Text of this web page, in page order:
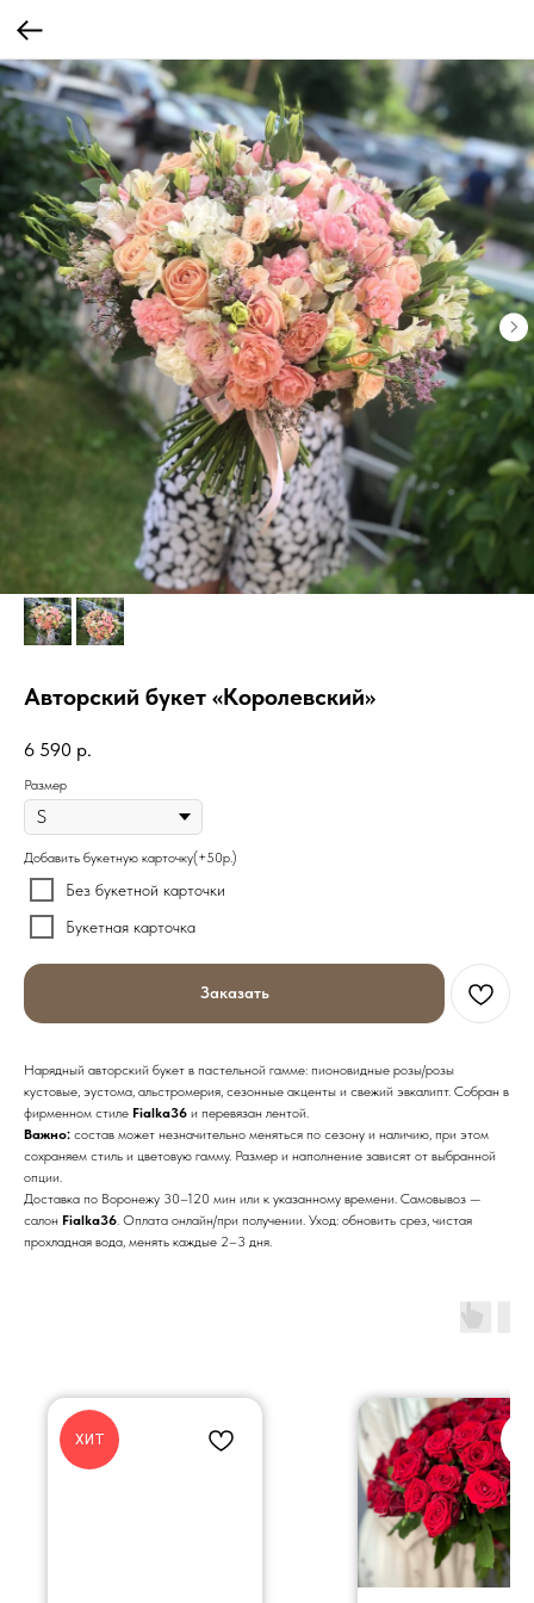
Авторский букет «Королевский»
6 590 р.
Размер
Добавить букетную карточку(+50р.)
Без букетной карточки
Букетная карточка
Заказать
Нарядный авторский букет в пастельной гамме: пионовидные розы/розы
кустовые, эустома, альстромерия, сезонные акценты и свежий эвкалипт. Собран в
фирменном стиле Fialka36 и перевязан лентой.
Важно: состав может незначительно меняться по сезону и наличию, при этом
сохраняем стиль и цветовую гамму. Размер и наполнение зависят от выбранной
опции.
Доставка по Воронежу 30–120 мин или к указанному времени. Самовывоз —
салон Fialka36. Оплата онлайн/при получении. Уход: обновить срез, чистая
прохладная вода, менять каждые 2–3 дня.
ХИТ